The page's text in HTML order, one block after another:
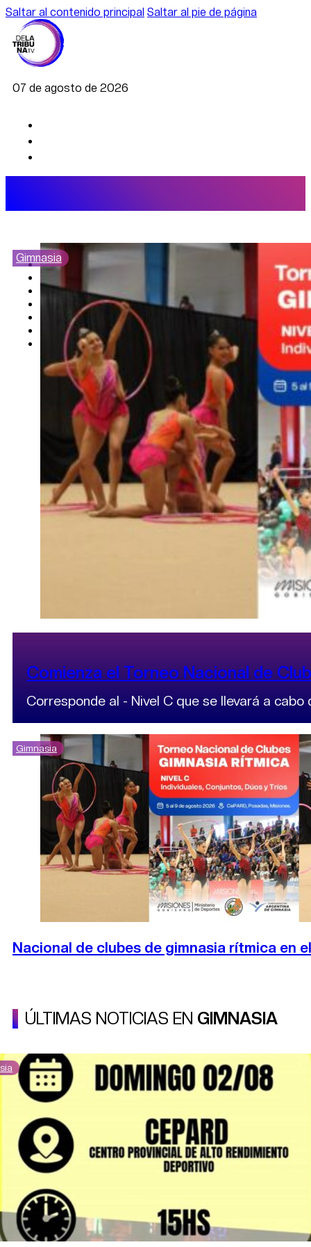
Saltar al contenido principal Saltar al pie de página
07 de agosto de 2026
AGRO
ECONOMÍA
POLÍTICA
CAMBIO CLIMÁTICO
DATA FIRME
DE LA TRIBUNA TV
Gimnasia
Comienza el Torneo Nacional de
Corresponde al - Nivel C que se llevará a
Gimnasia
Nacional de clubes de gimnasia rítmica en
ÚLTIMAS NOTICIAS EN GIMNASIA